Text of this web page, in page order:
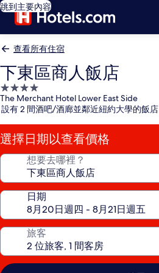
跳到主要內容
查看所有住宿
下東區商人飯店
4.0
星
級
住
宿
The Merchant Hotel Lower East Side
設有 2 間酒吧/酒廊並鄰近紐約大學的飯店
選擇日期以查看價格
想要去哪裡？
日期
旅客